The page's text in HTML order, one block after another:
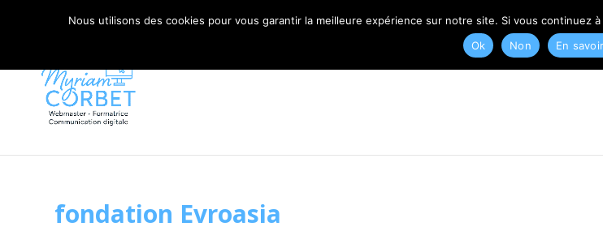
06 79 42 10 00 CONTACT@MYRIAM-CORBET.NET
fondation Evroasia
Nous utilisons des cookies pour vous garantir la meilleure expérience sur notre site. Si vous
Ok
Non En